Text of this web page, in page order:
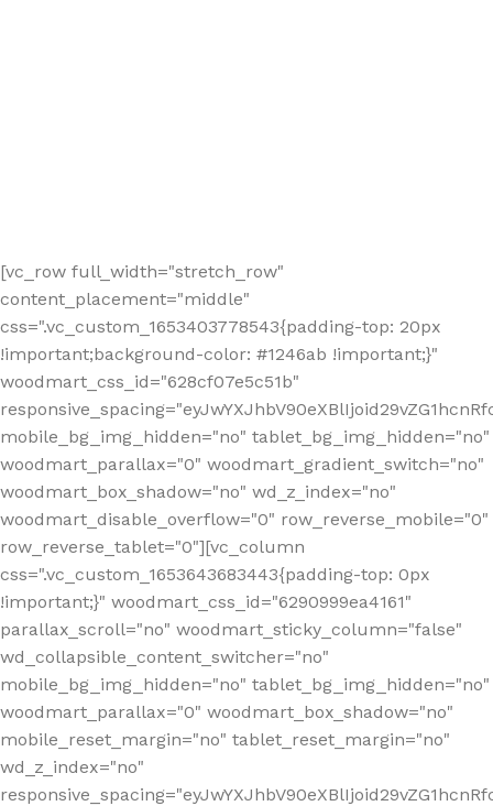
[vc_row full_width="stretch_row"
content_placement="middle"
css=".vc_custom_1653403778543{padding-top: 20px
!important;background-color: #1246ab !important;}"
woodmart_css_id="628cf07e5c51b"
mobile_bg_img_hidden="no" tablet_bg_img_hidden="no"
woodmart_parallax="0" woodmart_gradient_switch="no"
woodmart_box_shadow="no" wd_z_index="no"
woodmart_disable_overflow="0" row_reverse_mobile="0"
row_reverse_tablet="0"][vc_column
css=".vc_custom_1653643683443{padding-top: 0px
!important;}" woodmart_css_id="6290999ea4161"
parallax_scroll="no" woodmart_sticky_column="false"
wd_collapsible_content_switcher="no"
mobile_bg_img_hidden="no" tablet_bg_img_hidden="no"
woodmart_parallax="0" woodmart_box_shadow="no"
mobile_reset_margin="no" tablet_reset_margin="no"
wd_z_index="no"